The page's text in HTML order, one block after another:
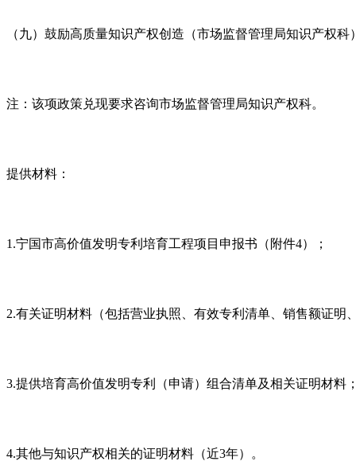
（九）鼓励高质量知识产权创造（市场监督管理局知识产权科
注：该项政策兑现要求咨询市场监督管理局知识产权科。
提供材料：
1.宁国市高价值发明专利培育工程项目申报书（附件4）；
2.有关证明材料（包括营业执照、有效专利清单、销售额证明
3.提供培育高价值发明专利（申请）组合清单及相关证明材料
4.其他与知识产权相关的证明材料（近3年）。